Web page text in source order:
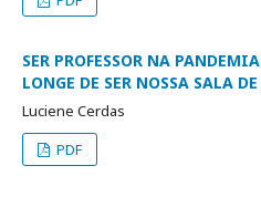
SER PROFESSOR NA
LONGE DE SER NOSSA SALA
Luciene Cerdas
PDF